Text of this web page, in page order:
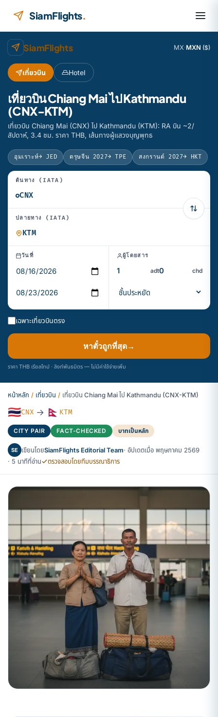
SiamFlights.
SiamFlights MX·MXN ($)
เที่ยวบิน Hotel
เที่ยวบิน Chiang Mai ไป Kathmandu
(CNX-KTM)
เที่ยวบิน Chiang Mai (CNX) ไป Kathmandu (KTM): RA บิน ~2/
สัปดาห์, 3.4 ชม. ราคา THB, เส้นทางผู้แสวงบุญพุทธ
อุมเราะห์→ JED ตรุษจีน 2027→ TPE สงกรานต์ 2027→ HKT
ต้นทาง (IATA)
ปลายทาง (IATA)
วันที่ ผู้โดยสาร
adt chd
เฉพาะเที่ยวบินตรง
หาตั๋วถูกที่สุด→
ราคา THB เรียลไทม์ · ลิงก์พันธมิตร — ไม่มีค่าใช้จ่ายเพิ่ม
หน้าหลัก / เที่ยวบิน / เที่ยวบิน Chiang Mai ไป Kathmandu (CNX-KTM)
🇹🇭CNX → 🇳🇵 KTM
CITY PAIR FACT-CHECKED บาทเป็นหลัก
SE เขียนโดยSiamFlights Editorial Team· อัปเดตเมื่อ พฤษภาคม 2569
· 5 นาทีที่อ่าน
ตรวจสอบโดยทีมบรรณาธิการ